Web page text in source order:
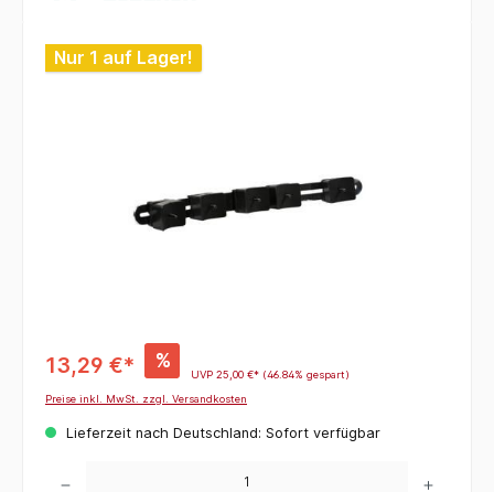
Bildergalerie überspringen
Nur 1 auf Lager!
13,29 €* %
UVP 25,00 €* (46.84% gespart)
Preise inkl. MwSt. zzgl. Versandkosten
Lieferzeit nach Deutschland: Sofort verfügbar